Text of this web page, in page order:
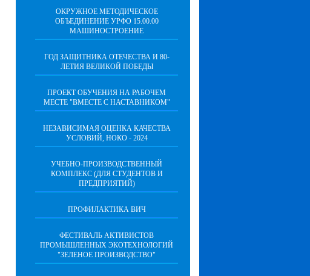
ОКРУЖНОЕ МЕТОДИЧЕСКОЕ
ОБЪЕДИНЕНИЕ УРФО 15.00.00
МАШИНОСТРОЕНИЕ
ГОД ЗАЩИТНИКА ОТЕЧЕСТВА И 80-
ЛЕТИЯ ВЕЛИКОЙ ПОБЕДЫ
ПРОЕКТ ОБУЧЕНИЯ НА РАБОЧЕМ
МЕСТЕ "ВМЕСТЕ С НАСТАВНИКОМ"
НЕЗАВИСИМАЯ ОЦЕНКА КАЧЕСТВА
УСЛОВИЙ, НОКО - 2024
УЧЕБНО-ПРОИЗВОДСТВЕННЫЙ
КОМПЛЕКС (ДЛЯ СТУДЕНТОВ И
ПРЕДПРИЯТИЙ)
ПРОФИЛАКТИКА ВИЧ
ФЕСТИВАЛЬ АКТИВИСТОВ
ПРОМЫШЛЕННЫХ ЭКОТЕХНОЛОГИЙ
"ЗЕЛЕНОЕ ПРОИЗВОДСТВО"